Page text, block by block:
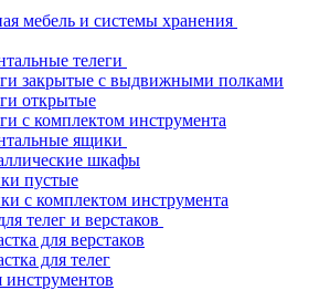
мебель и системы хранения
телеги
закрытые с выдвижными полками
открытые
с комплектом инструмента
ящики
шкафы
пустые
с комплектом инструмента
телег и верстаков
для верстаков
для телег